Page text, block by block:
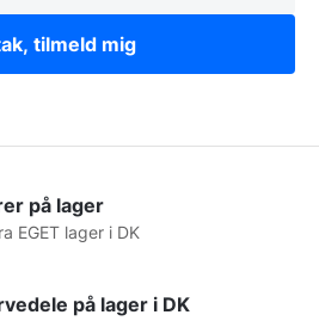
tilmeld mig
på lager
EGET lager i DK
på lager i DK